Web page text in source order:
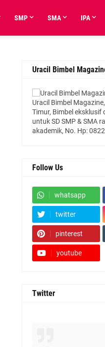
SMP SMA IPA
Uracil Bimbel
Uracil Bimbel
Timur, Bimbel eksklusif
untuk SD SMP & SMA
akademik, No. Hp:
Follow Us
whatsapp
twitter
pinterest
youtube
Twitter